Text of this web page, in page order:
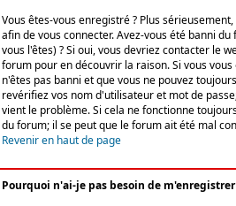
Vous êtes-vous enregistré ? Plus
afin de vous connecter. Avez-vous été banni
vous l'êtes) ? Si oui, vous devriez contacter le
forum pour en découvrir la raison. Si vous
n'êtes pas banni et que vous ne pouvez
revérifiez vos nom d'utilisateur et mot de
vient le problème. Si cela ne fonctionne
du forum; il se peut que le forum ait été mal
Revenir en haut de page
Pourquoi n'ai-je pas besoin de m'enregistrer